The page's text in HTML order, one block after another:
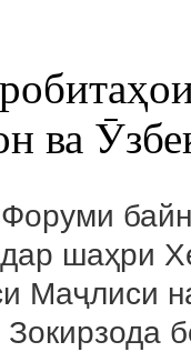
ва
шаҳри
Маҷлиси